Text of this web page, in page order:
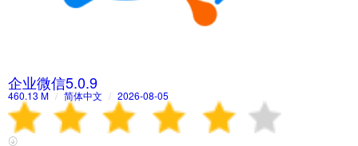
企业微信5.0.9
460.13 M / 简体中文 / 2026-08-05